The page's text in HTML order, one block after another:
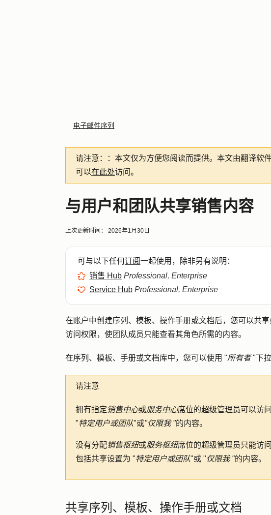
电子邮件序列
请注意： ：本文仅为方便您阅读而提供。 本文由翻译软
可以在此处访问。
与用户和团队共享销售内容
上次更新时间： 2026年1月30日
可与以下任何订阅一起使用，除非另有说明：
销售 Hub Professional, Enterprise
Service Hub Professional, Enterprise
在账户中创建序列、模板、操作手册或文档后，您可以共
访问权限，使团队成员只能查看其角色所需的内容。
在序列、模板、手册或文档库中，您可以使用 "所有者"下
请注意
拥有指定销售中心或服务中心席位的超级管理员可以访问
"特定用户或团队"或"仅限我 "的内容。
没有分配销售枢纽或服务枢纽席位的超级管理员只能访
包括共享设置为 "特定用户或团队"或 "仅限我 "的内容。
共享序列、模板、操作手册或文档